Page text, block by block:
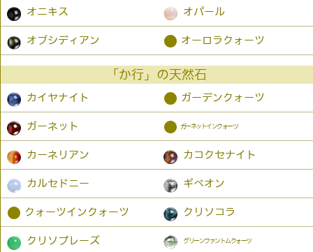
オニキス オパール
オブシディアン ● オーロラクォーツ
「か行」の天然石
カイヤナイト ● ガーデンクォーツ
ガーネット ● ガーネットインクォーツ
カーネリアン カコクセナイト
カルセドニー ギベオン
● クォーツインクォーツ クリソコラ
クリソプレーズ グリーンファントムクォーツ